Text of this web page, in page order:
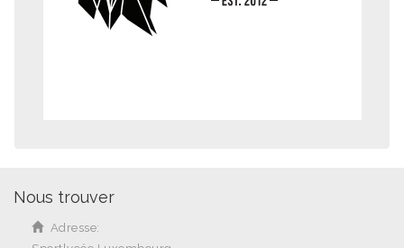
Nous trouver
Adresse: